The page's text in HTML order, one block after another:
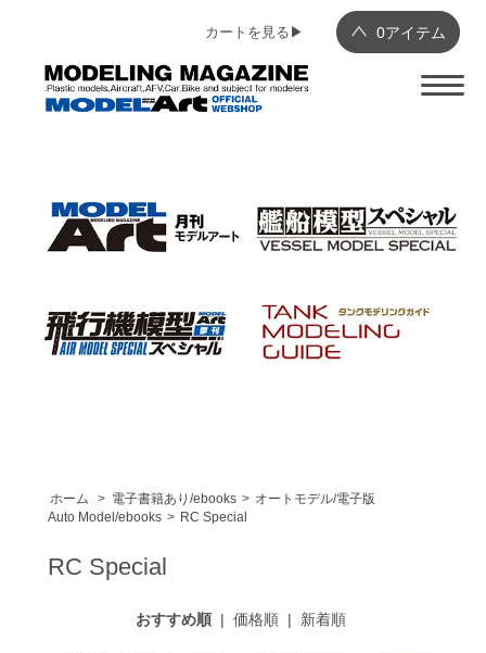
0アイテム
カートを見る▶︎
ホーム > 電子書籍あり/ebooks > オートモデル/電子版
Auto Model/ebooks > RC Special
RC Special
おすすめ順 |価格順 | 新着順